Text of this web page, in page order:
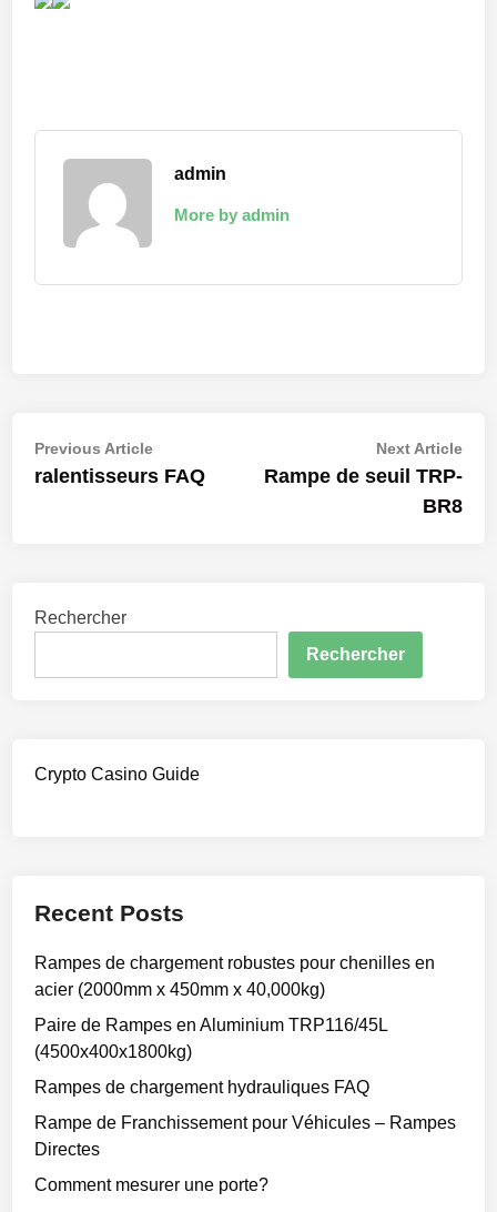
admin
More by admin
Navigation
de
Previous ArticlePrevious
article:
ralentisseurs FAQ
Next ArticleNext
Rampe de seuil TRP-
BR8
Rechercher
Rechercher
Crypto Casino Guide
Recent Posts
Rampes de chargement robustes pour chenilles en
acier (2000mm x 450mm x 40,000kg)
Paire de Rampes en Aluminium TRP116/45L
(4500x400x1800kg)
Rampes de chargement hydrauliques FAQ
Rampe de Franchissement pour Véhicules – Rampes
Directes
Comment mesurer une porte?